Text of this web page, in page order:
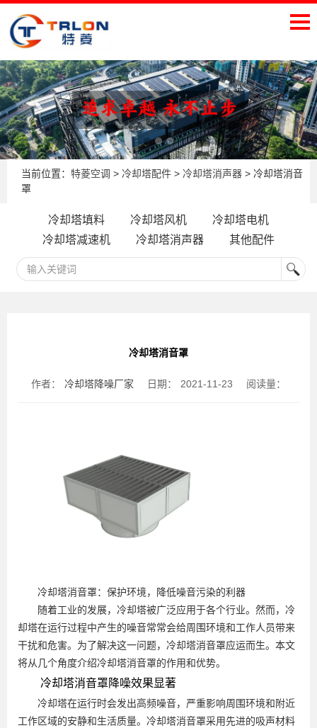
当前位置： 特菱空调 > 冷却塔配件 > 冷却塔消声器 > 冷却塔消音
罩
冷却塔填料 冷却塔风机
冷却塔电机
冷却塔减速机
冷却塔消声器 其他配件
冷却塔消音罩
作者： 冷却塔降噪厂家 日期： 2021-11-23 阅读量：
冷却塔消音罩：保护环境，降低噪音污染的利器
随着工业的发展，冷却塔被广泛应用于各个行业。然而，冷
却塔在运行过程中产生的噪音常常会给周围环境和工作人员带来
干扰和危害。为了解决这一问题，冷却塔消音罩应运而生。本文
将从几个角度介绍冷却塔消音罩的作用和优势。
冷却塔消音罩降噪效果显著
冷却塔在运行时会发出高频噪音，严重影响周围环境和附近
工作区域的安静和生活质量。冷却塔消音罩采用先进的吸声材料